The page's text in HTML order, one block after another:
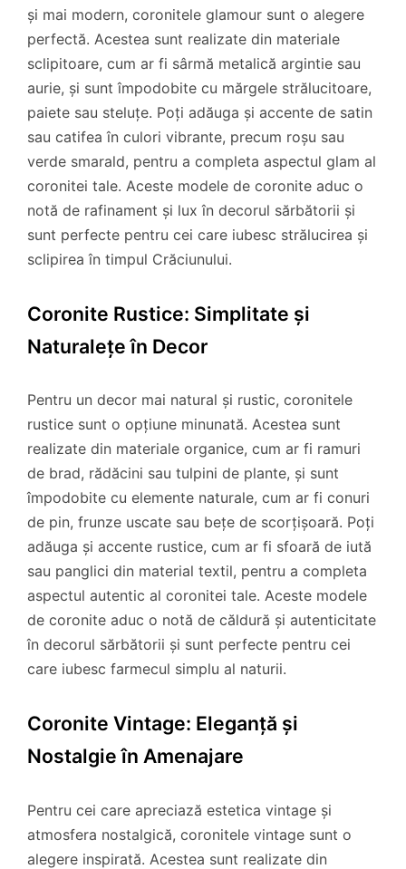
și mai modern, coronitele glamour sunt o alegere
perfectă. Acestea sunt realizate din materiale
sclipitoare, cum ar fi sârmă metalică argintie sau
aurie, și sunt împodobite cu mărgele strălucitoare,
paiete sau steluțe. Poți adăuga și accente de satin
sau catifea în culori vibrante, precum roșu sau
verde smarald, pentru a completa aspectul glam al
coronitei tale. Aceste modele de coronite aduc o
notă de rafinament și lux în decorul sărbătorii și
sunt perfecte pentru cei care iubesc strălucirea și
sclipirea în timpul Crăciunului.
Coronite Rustice: Simplitate și
Naturalețe în Decor
Pentru un decor mai natural și rustic, coronitele
rustice sunt o opțiune minunată. Acestea sunt
realizate din materiale organice, cum ar fi ramuri
de brad, rădăcini sau tulpini de plante, și sunt
împodobite cu elemente naturale, cum ar fi conuri
de pin, frunze uscate sau bețe de scorțișoară. Poți
adăuga și accente rustice, cum ar fi sfoară de iută
sau panglici din material textil, pentru a completa
aspectul autentic al coronitei tale. Aceste modele
de coronite aduc o notă de căldură și autenticitate
în decorul sărbătorii și sunt perfecte pentru cei
care iubesc farmecul simplu al naturii.
Coronite Vintage: Eleganță și
Nostalgie în Amenajare
Pentru cei care apreciază estetica vintage și
atmosfera nostalgică, coronitele vintage sunt o
alegere inspirată. Acestea sunt realizate din